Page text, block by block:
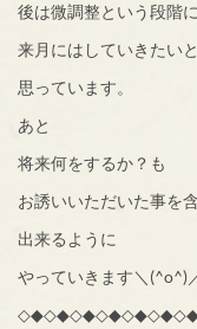
後は微調整という段階に
来月にはしていきたいと
思っています。
あと
将来何をするか？も
お誘いいただいた事を
出来るように
やっていきます＼(^o^)